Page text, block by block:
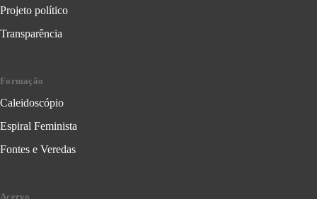
Projeto político
Transparência
Formação
Caleidoscópio
Espiral Feminista
Fontes e Veredas
Acervo